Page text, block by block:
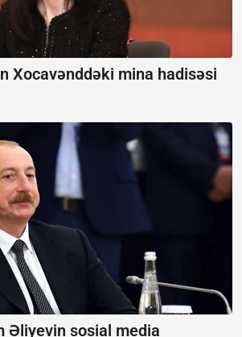
Xocavənddəki mina hadisəsi
Əliyevin sosial media